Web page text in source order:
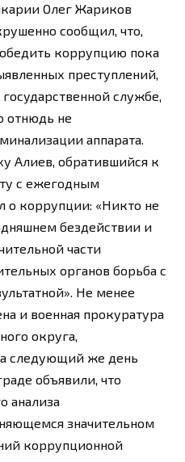
Олег Жариков
сообщил, что,
коррупцию пока
преступлений,
службе,
отнюдь не
аппарата.
Алиев, обратившийся к
с ежегодным
о коррупции: «Никто не
бездействии и
части
органов борьба с
Не менее
и военная прокуратура
округа,
следующий же день
объявили, что
анализа
значительном
коррупционной